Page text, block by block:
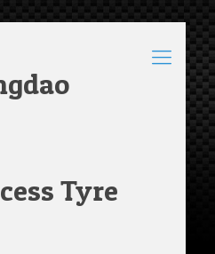
Tyre